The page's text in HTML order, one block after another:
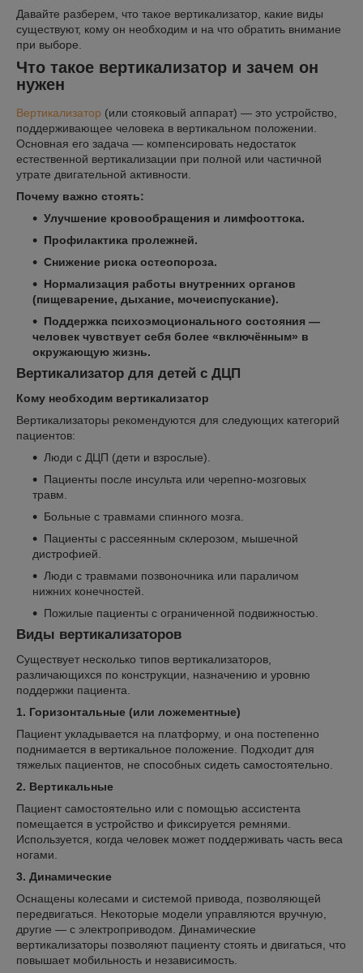
Давайте разберем, что такое вертикализатор, какие виды
существуют, кому он необходим и на что обратить внимание
при выборе.
Что такое вертикализатор и зачем он
нужен
Вертикализатор (или стояковый аппарат) — это устройство,
поддерживающее человека в вертикальном положении.
Основная его задача — компенсировать недостаток
естественной вертикализации при полной или частичной
утрате двигательной активности.
Почему важно стоять:
Улучшение кровообращения и лимфооттока.
Профилактика пролежней.
Снижение риска остеопороза.
Нормализация работы внутренних органов
(пищеварение, дыхание, мочеиспускание).
Поддержка психоэмоционального состояния —
человек чувствует себя более «включённым» в
окружающую жизнь.
Вертикализатор для детей с ДЦП
Кому необходим вертикализатор
Вертикализаторы рекомендуются для следующих категорий
пациентов:
Люди с ДЦП (дети и взрослые).
Пациенты после инсульта или черепно-мозговых
травм.
Больные с травмами спинного мозга.
Пациенты с рассеянным склерозом, мышечной
дистрофией.
Люди с травмами позвоночника или параличом
нижних конечностей.
Пожилые пациенты с ограниченной подвижностью.
Виды вертикализаторов
Существует несколько типов вертикализаторов,
различающихся по конструкции, назначению и уровню
поддержки пациента.
1. Горизонтальные (или ложементные)
Пациент укладывается на платформу, и она постепенно
поднимается в вертикальное положение. Подходит для
тяжелых пациентов, не способных сидеть самостоятельно.
2. Вертикальные
Пациент самостоятельно или с помощью ассистента
помещается в устройство и фиксируется ремнями.
Используется, когда человек может поддерживать часть веса
ногами.
3. Динамические
Оснащены колесами и системой привода, позволяющей
передвигаться. Некоторые модели управляются вручную,
другие — с электроприводом. Динамические
вертикализаторы позволяют пациенту стоять и двигаться, что
повышает мобильность и независимость.